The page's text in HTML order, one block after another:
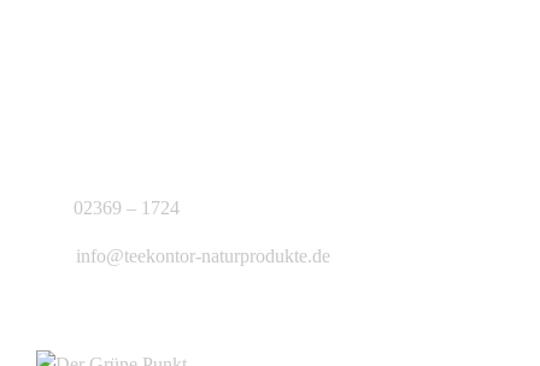
02369 – 1724
info@teekontor-naturprodukte.de